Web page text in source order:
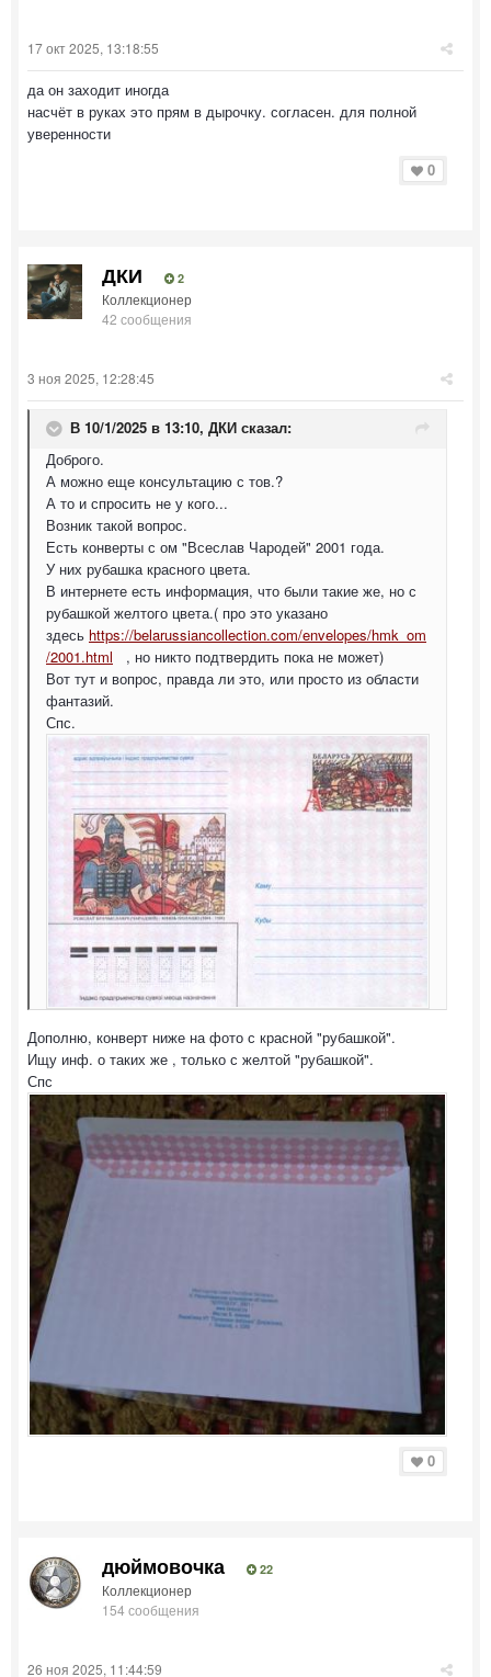
17 окт 2025, 13:18:55
да он заходит иногда
насчёт в руках это прям в дырочку. согласен. для полной
уверенности
0
ДКИ 2
Коллекционер
42 сообщения
3 ноя 2025, 12:28:45
В 10/1/2025 в 13:10, ДКИ сказал:
Доброго.
А можно еще консультацию с тов.?
А то и спросить не у кого...
Возник такой вопрос.
Есть конверты с ом "Всеслав Чародей" 2001 года.
У них рубашка красного цвета.
В интернете есть информация, что были такие же, но с
рубашкой желтого цвета.( про это указано
здесь https://belarussiancollection.com/envelopes/hmk_om
/2001.html , но никто подтвердить пока не может)
Вот тут и вопрос, правда ли это, или просто из области
фантазий.
Спс.
Дополню, конверт ниже на фото с красной "рубашкой".
Ищу инф. о таких же , только с желтой "рубашкой".
Спс
0
дюймовочка 22
Коллекционер
154 сообщения
26 ноя 2025, 11:44:59